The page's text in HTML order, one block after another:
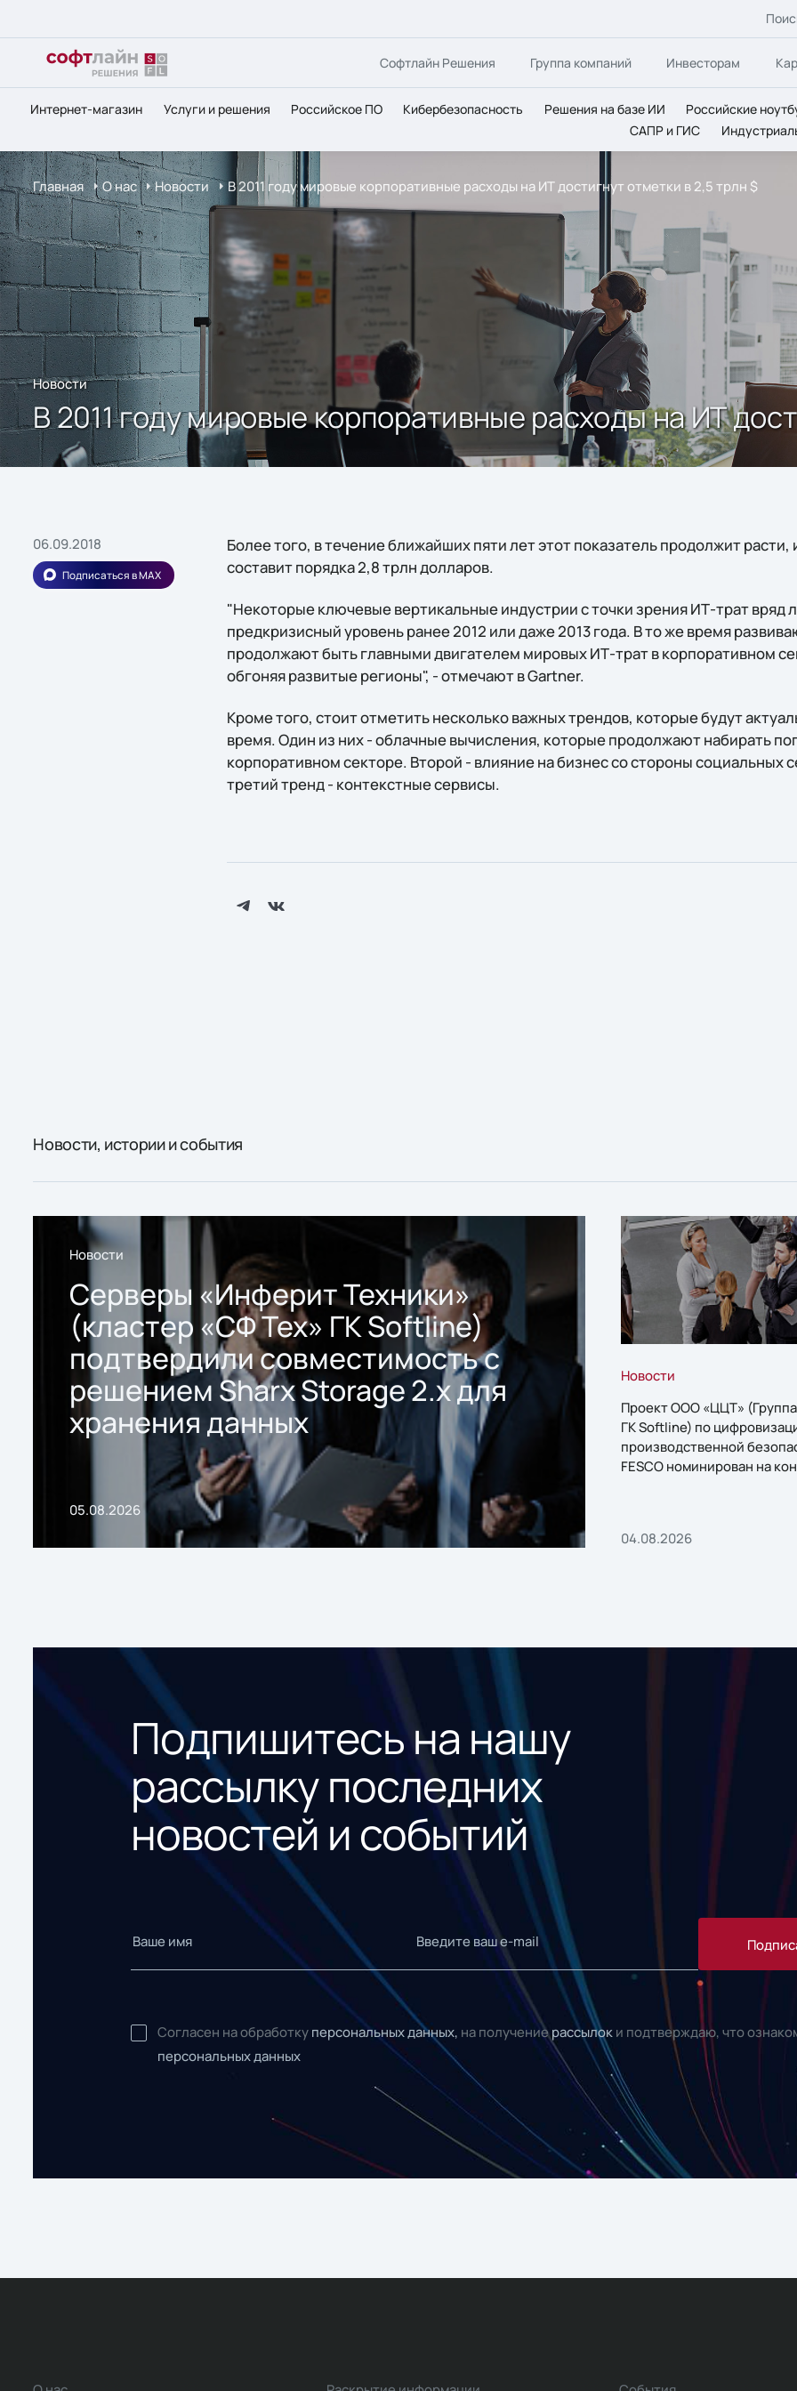
Софтлайн Решения Группа компаний Инвесторам
Интернет-магазин Услуги и решения Российское ПО Кибербезопасность Решения на базе ИИ Российские
САПР и ГИС
Главная О нас Новости В 2011 году мировые корпоративные расходы на ИТ достигнут отметки в 2,5 трлн $
Новости
В 2011 году мировые корпоративные расходы на ИТ
06.09.2018
Подписаться в MAX
Более того, в течение ближайших пяти лет этот показатель продолжит расти,
составит порядка 2,8 трлн долларов.
"Некоторые ключевые вертикальные индустрии с точки зрения ИТ-трат вряд
предкризисный уровень ранее 2012 или даже 2013 года. В то же время
продолжают быть главными двигателем мировых ИТ-трат в корпоративном
обгоняя развитые регионы", - отмечают в Gartner.
Кроме того, стоит отметить несколько важных трендов, которые будут
время. Один из них - облачные вычисления, которые продолжают набирать
корпоративном секторе. Второй - влияние на бизнес со стороны социальных
третий тренд - контекстные сервисы.
Новости, истории и события
Новости
Серверы «Инферит Техники»
(кластер «СФ Тех» ГК Softline)
подтвердили совместимость с
решением Sharx Storage 2.x для
хранения данных
05.08.2026
Новости
Проект ООО «ЦЦТ»
ГК Softline) по
производственной
FESCO номинирован на
04.08.2026
Подпишитесь на нашу
рассылку последних
новостей и событий
Согласен на обработку персональных данных, на получениерассылок и подтверждаю, что
персональных данных